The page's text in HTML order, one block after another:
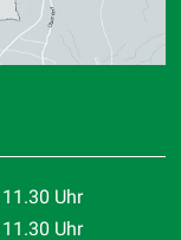
Uhr
Uhr